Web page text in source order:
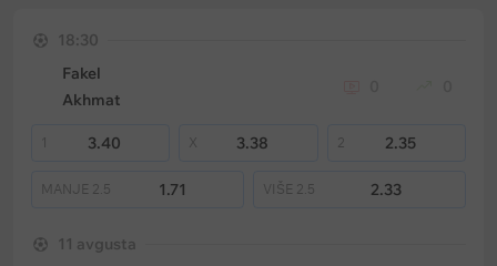
18:30
Fakel
Akhmat
1 3.40 3.38 2 2.35
MANJE 2.5 1.71 VIŠE 2.5 2.33
11 avgusta